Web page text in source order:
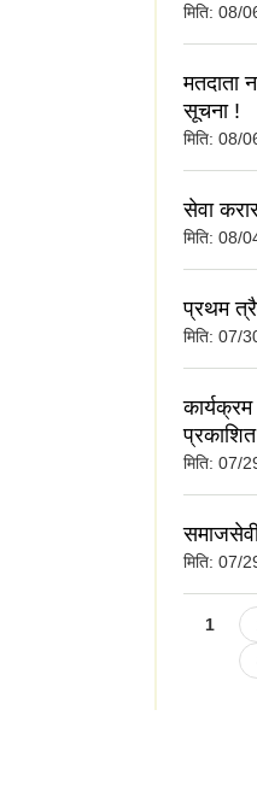
मिति: 08/
मतदाता
सूचना !
मिति: 08/
सेवा
मिति: 08/
प्रथम
मिति: 07/
मिति: 07/
मिति: 07/
1